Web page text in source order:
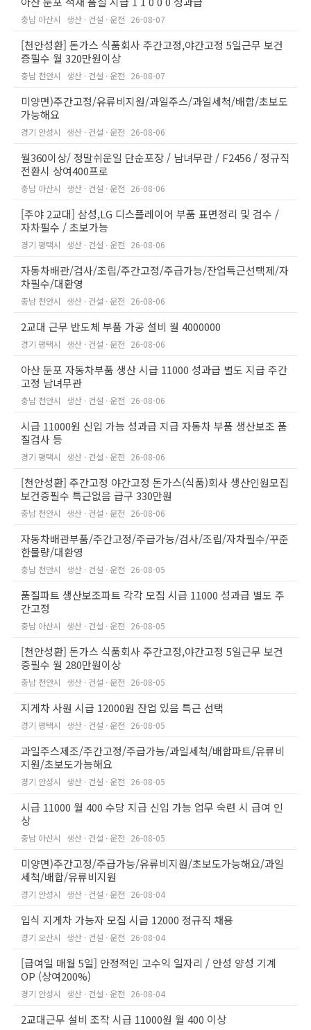
충남 아산시 생산 · 건설 · 운전 26-08-07
[천안성환] 돈가스 식품회사 주간고정,야간고정 5일근무 보건
증필수 월 320만원이상
충남 천안시 생산 · 건설 · 운전 26-08-07
미양면)주간고정/유류비지원/과일주스/과일세척/배합/초보도
가능해요
경기 안성시 생산 · 건설 · 운전 26-08-06
월360이상/ 정말쉬운일 단순포장 / 남녀무관 / F2456 / 정규직
전환시 상여400프로
충남 아산시 생산 · 건설 · 운전 26-08-06
[주야 2교대] 삼성,LG 디스플레이어 부품 표면정리 및 검수 /
자차필수 / 초보가능
경기 평택시 생산 · 건설 · 운전 26-08-06
자동차배관/검사/조립/주간고정/주급가능/잔업특근선택제/자
차필수/대환영
충남 천안시 생산 · 건설 · 운전 26-08-06
2교대 근무 반도체 부품 가공 설비 월 4000000
경기 평택시 생산 · 건설 · 운전 26-08-06
아산 둔포 자동차부품 생산 시급 11000 성과급 별도 지급 주간
고정 남녀무관
충남 천안시 생산 · 건설 · 운전 26-08-06
시급 11000원 신입 가능 성과급 지급 자동차 부품 생산보조 품
질검사 등
경기 평택시 생산 · 건설 · 운전 26-08-06
[천안성환] 주간고정 야간고정 돈가스(식품)회사 생산인원모집
보건증필수 특근없음 급구 330만원
충남 천안시 생산 · 건설 · 운전 26-08-06
자동차배관부품/주간고정/주급가능/검사/조립/자차필수/꾸준
한물량/대환영
충남 천안시 생산 · 건설 · 운전 26-08-05
품질파트 생산보조파트 각각 모집 시급 11000 성과급 별도 주
간고정
충남 아산시 생산 · 건설 · 운전 26-08-05
[천안성환] 돈가스 식품회사 주간고정,야간고정 5일근무 보건
증필수 월 280만원이상
충남 천안시 생산 · 건설 · 운전 26-08-05
지게차 사원 시급 12000원 잔업 있음 특근 선택
경기 평택시 생산 · 건설 · 운전 26-08-05
과일주스제조/주간고정/주급가능/과일세척/배합파트/유류비
지원/초보도가능해요
경기 안성시 생산 · 건설 · 운전 26-08-05
시급 11000 월 400 수당 지급 신입 가능 업무 숙련 시 급여 인
상
충남 아산시 생산 · 건설 · 운전 26-08-05
미양면)주간고정/주급가능/유류비지원/초보도가능해요/과일
세척/배합/유류비지원
경기 안성시 생산 · 건설 · 운전 26-08-04
입식 지게차 가능자 모집 시급 12000 정규직 채용
경기 오산시 생산 · 건설 · 운전 26-08-04
[급여일 매월 5일] 안정적인 고수익 일자리 / 안성 양성 기계
OP (상여200%)
경기 안성시 생산 · 건설 · 운전 26-08-04
2교대근무 설비 조작 시급 11000원 월 400 이상